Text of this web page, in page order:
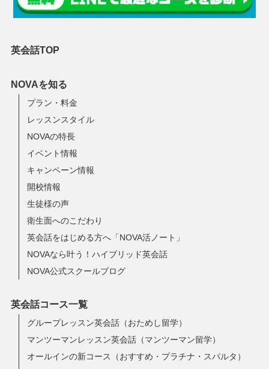
英会話TOP
NOVAを知る
プラン・料金
レッスンスタイル
NOVAの特長
イベント情報
キャンペーン情報
開校情報
生徒様の声
衛生面へのこだわり
英会話をはじめる方へ「NOVA活ノート」
NOVAなら叶う！ハイブリッド英会話
NOVA公式スクールブログ
英会話コース一覧
グループレッスン英会話（おためし留学）
マンツーマンレッスン英会話（マンツーマン留学）
オールインの新コース（おすすめ・プラチナ・スパルタ）